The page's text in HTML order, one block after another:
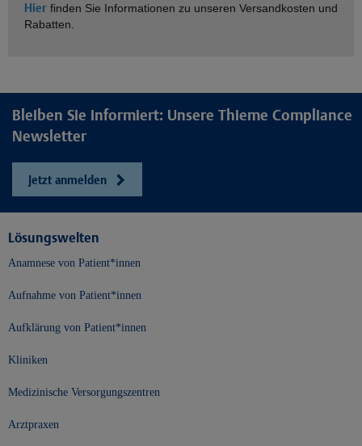
Hier finden Sie Informationen zu unseren Versandkosten und
Rabatten.
Bleiben Sie informiert: Unsere Thieme Compliance
Newsletter
Jetzt anmelden
Lösungswelten
Anamnese von Patient*innen
Aufnahme von Patient*innen
Aufklärung von Patient*innen
Kliniken
Medizinische Versorgungszentren
Arztpraxen